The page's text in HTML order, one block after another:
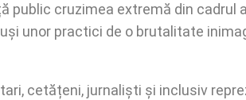
public cruzimea extremă din
unor practici de o brutalitate
cetățeni, jurnaliști și inclusiv